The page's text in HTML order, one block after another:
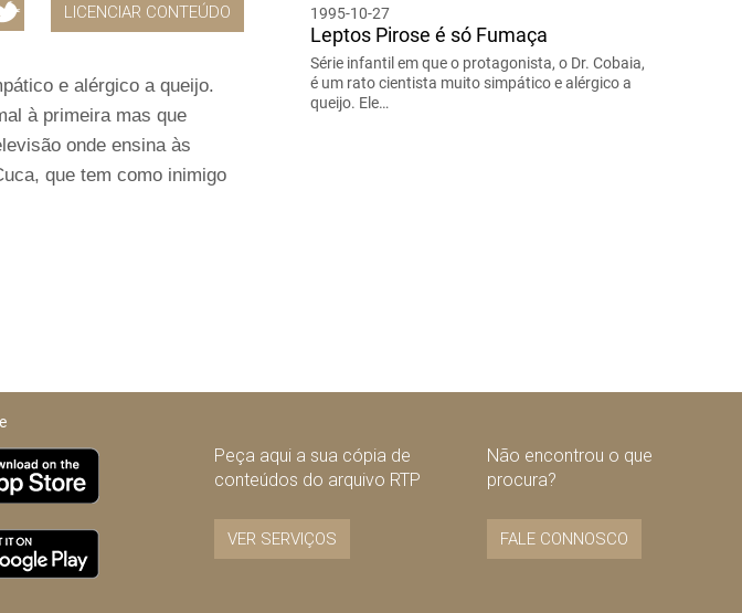
LICENCIAR CONTEÚDO
e alérgico a queijo.
à primeira mas que
onde ensina às
que tem como inimigo
1995-10-27
Leptos Pirose é só Fumaça
Série infantil em que o protagonista, o Dr. Cobaia,
é um rato cientista muito simpático e alérgico a
queijo. Ele…
Peça aqui a sua cópia de
conteúdos do arquivo RTP
VER SERVIÇOS
Não encontrou o que
procura?
FALE CONNOSCO